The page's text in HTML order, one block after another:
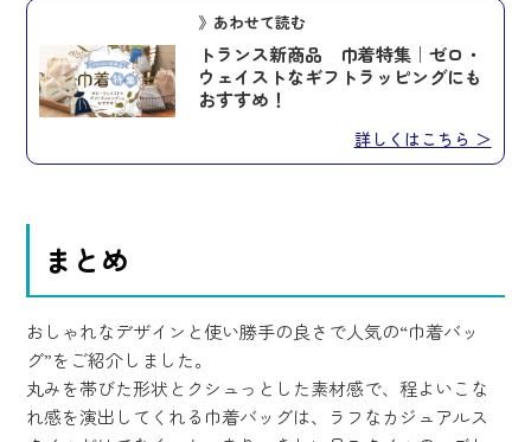
》あわせて読む
トランス新商品 巾着特集｜ゼロ・
ウェイストなギフトラッピングにも
おすすめ！
詳しくはこちら ＞
まとめ
おしゃれなデザインと使い勝手の良さで人気の“巾着バッ
グ”をご紹介しました。
丸みを帯びた形状とクシュっとした素材感で、程よいこな
れ感を演出してくれる巾着バッグは、ラフなカジュアルス